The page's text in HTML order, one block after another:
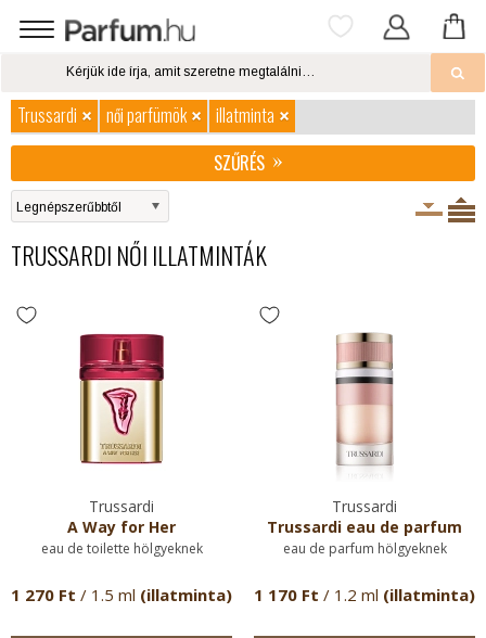
Trussardi női parfümök
illatminta
SZŰRÉS
TRUSSARDI NŐI ILLATMINTÁK
Trussardi
A Way for Her
eau de toilette hölgyeknek
1 270 Ft / 1.5 ml (illatminta)
Trussardi
Trussardi eau de parfum
eau de parfum hölgyeknek
1 170 Ft / 1.2 ml (illatminta)